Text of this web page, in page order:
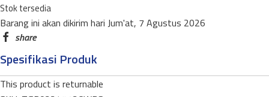
Stok tersedia
126
WOOD
BLACK
SANDY
quantity
Barang ini akan dikirim hari Jum'at, 7 Agustus 2026
Spesifikasi Produk
This product is returnable